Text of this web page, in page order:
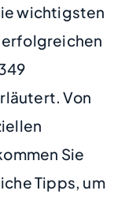
wichtigsten
Von
Sie
Tipps, um